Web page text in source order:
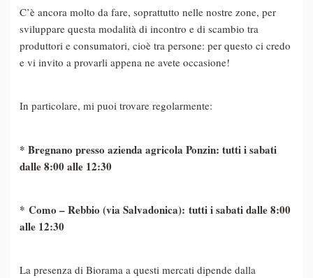
C’è ancora molto da fare, soprattutto nelle nostre zone, per
sviluppare questa modalità di incontro e di scambio tra
produttori e consumatori, cioè tra persone: per questo ci credo
e vi invito a provarli appena ne avete occasione!
In particolare, mi puoi trovare regolarmente:
* Bregnano presso azienda agricola Ponzin: tutti i sabati
dalle 8:00 alle 12:30
* Como – Rebbio (via Salvadonica): tutti i sabati dalle 8:00
alle 12:30
La presenza di Biorama a questi mercati dipende dalla